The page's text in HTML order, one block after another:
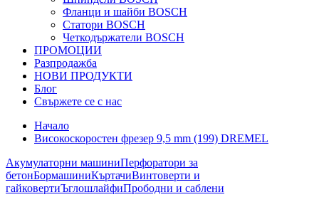
Фланци и шайби BOSCH
Статори BOSCH
Четкодържатели BOSCH
ПРОМОЦИИ
Разпродажба
НОВИ ПРОДУКТИ
Блог
Свържете се с нас
Начало
Високоскоростен фрезер 9,5 mm (199) DREMEL
Акумулаторни машиниПерфоратори за
бетонБормашиниКъртачиВинтоверти и
гайковертиЪглошлайфиПрободни и саблени